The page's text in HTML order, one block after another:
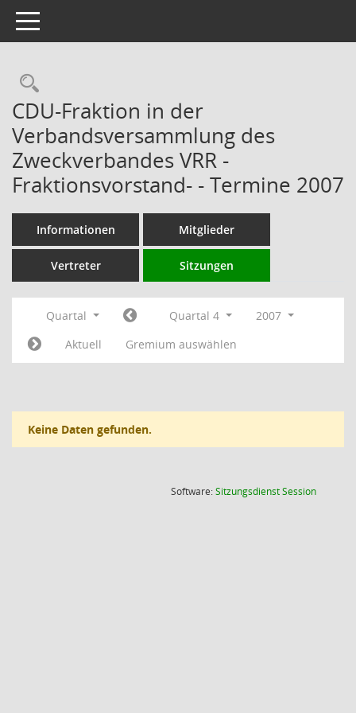
Toggle navigation
Rechercheauswahl
CDU-Fraktion in der
Verbandsversammlung des
Zweckverbandes VRR -
Fraktionsvorstand- - Termine 2007
Informationen Mitglieder
Vertreter Sitzungen
Quartal Quartal 4
2007
Aktuell
Gremium auswählen
Keine Daten gefunden.
Software:SitzungsdienstSession(Wird in